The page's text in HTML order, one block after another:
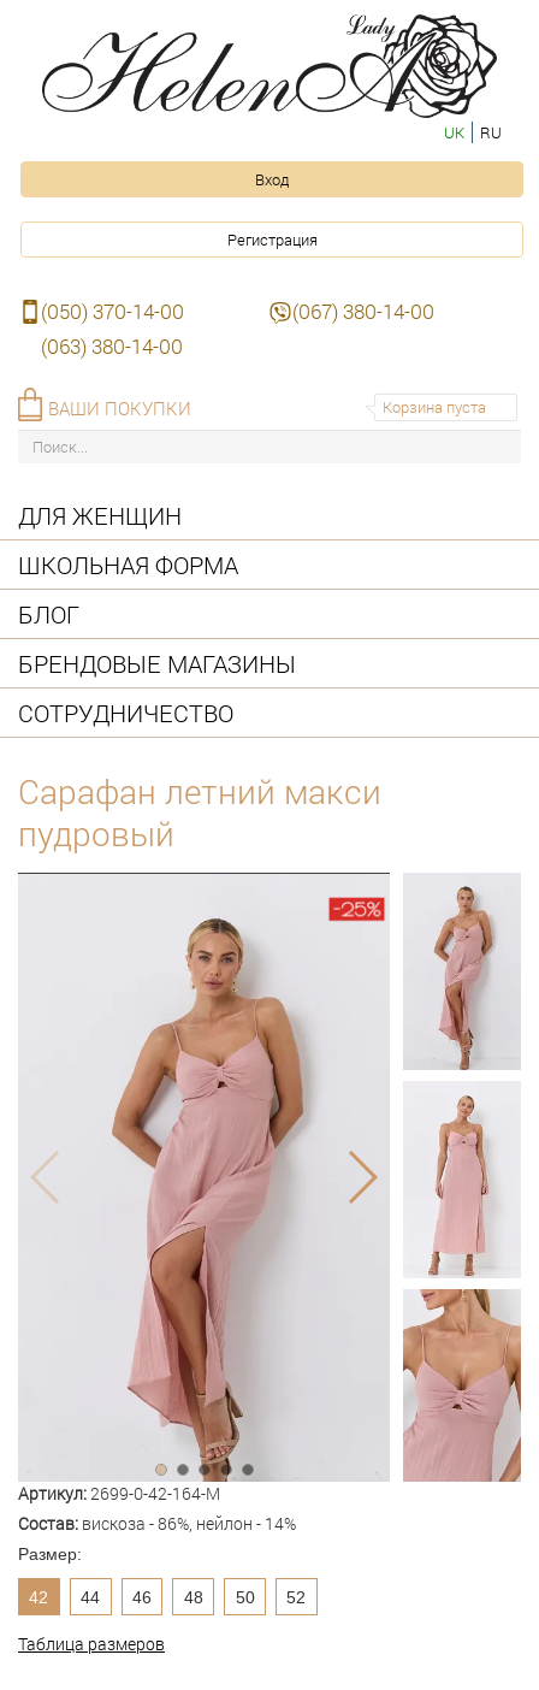
UK RU
Вход
Регистрация
(050) 370-14-00
(067) 380-14-00
(063) 380-14-00
Корзина пуста
ВАШИ ПОКУПКИ
ДЛЯ ЖЕНЩИН
ШКОЛЬНАЯ ФОРМА
БЛОГ
БРЕНДОВЫЕ МАГАЗИНЫ
СОТРУДНИЧЕСТВО
Сарафан летний макси
пудровый
Артикул:2699-0-42-164-M
Состав: вискоза - 86%, нейлон - 14%
Размер:
42 44 46 48 50 52
Таблица размеров